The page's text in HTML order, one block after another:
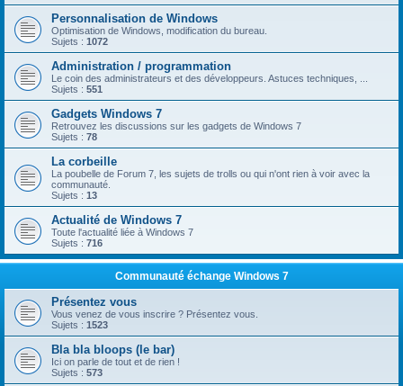
Personnalisation de Windows
Optimisation de Windows, modification du bureau.
Sujets : 1072
Administration / programmation
Le coin des administrateurs et des développeurs. Astuces techniques, ...
Sujets : 551
Gadgets Windows 7
Retrouvez les discussions sur les gadgets de Windows 7
Sujets : 78
La corbeille
La poubelle de Forum 7, les sujets de trolls ou qui n'ont rien à voir avec la
communauté.
Sujets : 13
Actualité de Windows 7
Toute l'actualité liée à Windows 7
Sujets : 716
Communauté échange Windows 7
Présentez vous
Vous venez de vous inscrire ? Présentez vous.
Sujets : 1523
Bla bla bloops (le bar)
Ici on parle de tout et de rien !
Sujets : 573